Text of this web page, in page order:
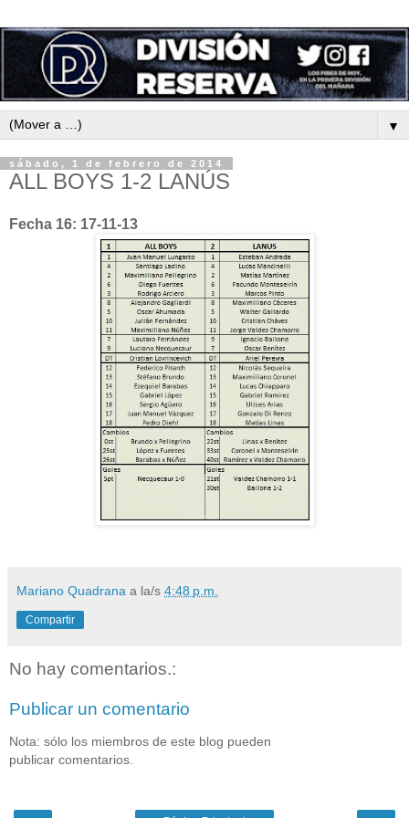
▼
sábado, 1 de febrero de 2014
ALL BOYS 1-2 LANÚS
Fecha 16: 17-11-13
Mariano Quadrana a la/s 4:48 p.m.
Compartir
No hay comentarios.:
Publicar un comentario
Nota: sólo los miembros de este blog pueden
publicar comentarios.